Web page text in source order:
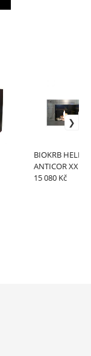
BIOKRB HELIOS
ANTICOR XXL,G
15 080 Kč